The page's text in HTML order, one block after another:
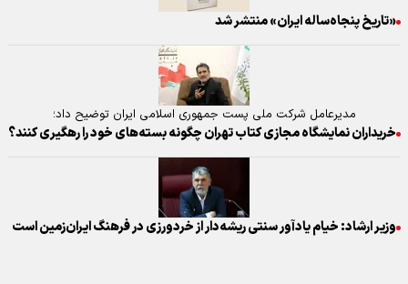
«تاریخ پنجاه‌ساله ایران» منتشر شد
مدیرعامل شرکت ملی پست جمهوری اسلامی ایران توضیح داد؛
خریداران نمایشگاه مجازی کتاب تهران چگونه بسته‌های خود را رهگیری کنند؟
وزیر ارشاد: خیام یادآور سنتی ریشه‌دار از خردورزی در فرهنگ ایران‌زمین است